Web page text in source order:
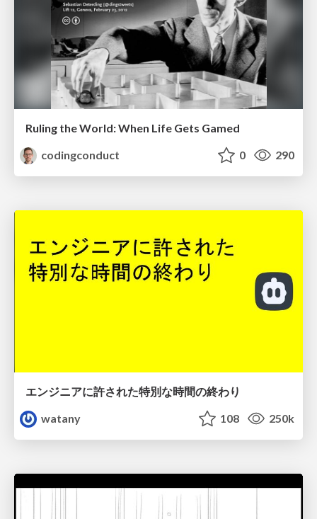
Ruling the World: When Life Gets Gamed
codingconduct
0 290
エンジニアに許された特別な時間の終わり
watany
108 250k